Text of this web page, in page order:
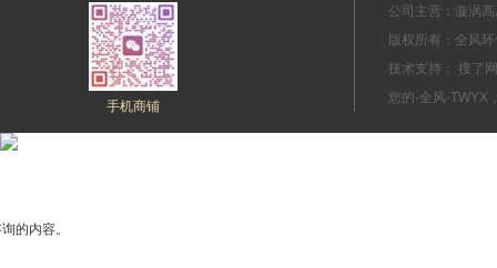
手机商铺
公司主营：漩涡
版权所有：全风
技术支持： 搜
您的-全风-TWYX
的内容。